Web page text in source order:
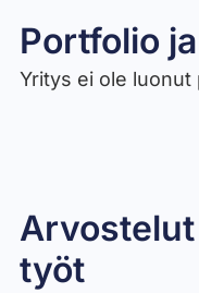
Portfolio
Yritys ei ole luonut
työt​